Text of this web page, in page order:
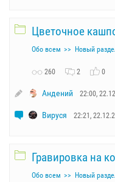
Цветочное
Обо всем Новый
260 2 0
Андений 22:00,
Вируся 22:21,
Гравировка на
Обо всем Новый